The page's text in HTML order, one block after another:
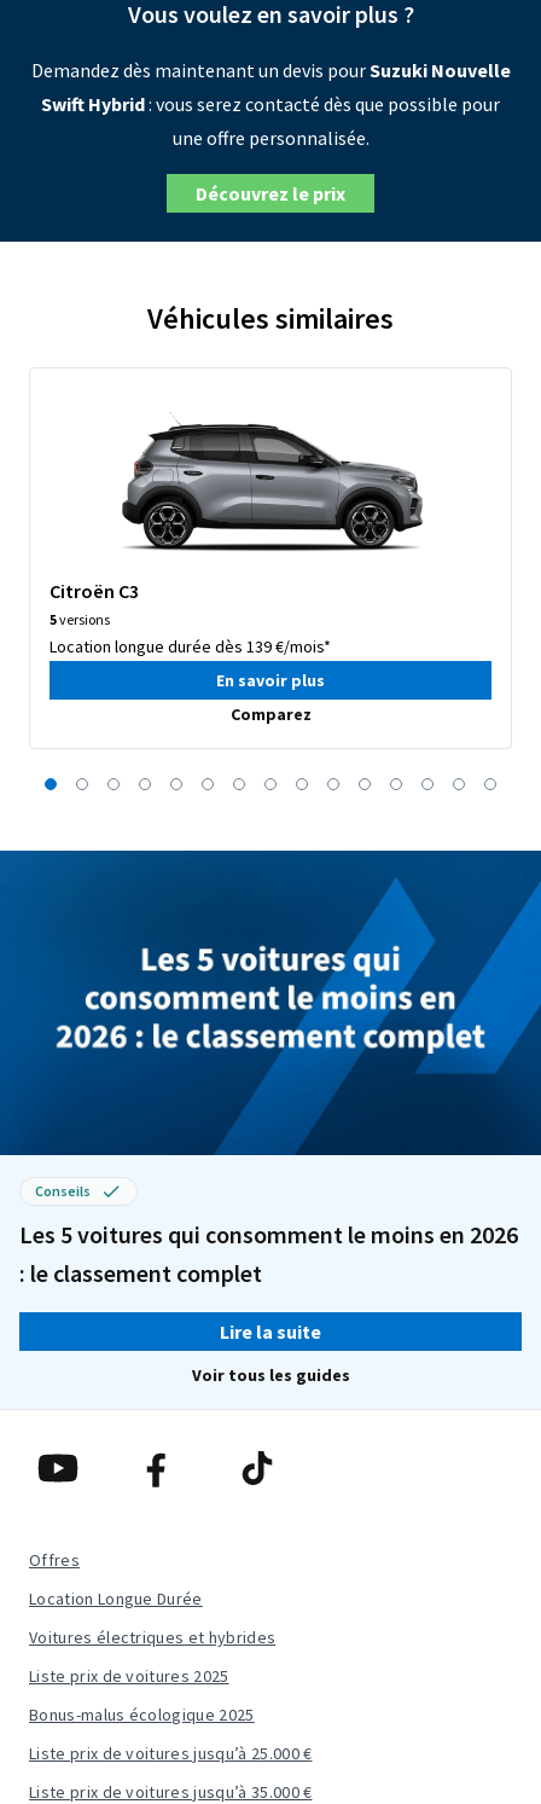
Vous voulez en savoir plus ?
Demandez dès maintenant un devis pourSuzuki Nouvelle
Swift Hybrid: vous serez contacté dès que possible pour
une offre personnalisée.
Découvrez le prix
Véhicules similaires
Citroën C3
5versions
Location longue durée dès 139 €/mois*
En savoir plus
Comparez
Conseils
Les 5 voitures qui consomment le moins en 2026
: le classement complet
Lire la suite
Voir tous les guides
Offres
Location Longue Durée
Voitures électriques et hybrides
Liste prix de voitures 2025
Bonus-malus écologique 2025
Liste prix de voitures jusqu’à 25.000 €
Liste prix de voitures jusqu’à 35.000 €